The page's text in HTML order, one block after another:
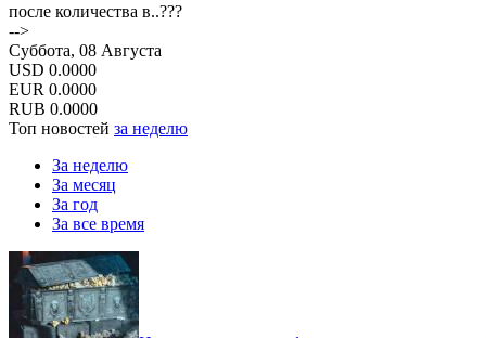
после количества в..???
-->
Суббота, 08 Августа
USD 0.0000
EUR 0.0000
RUB 0.0000
Топ новостей за неделю
За неделю
За месяц
За год
За все время